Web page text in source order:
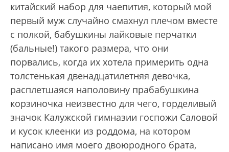
китайский набор для чаепития, который мой
первый муж случайно смахнул плечом вместе
с полкой, бабушкины лайковые перчатки
(бальные!) такого размера, что они
порвались, когда их хотела примерить одна
толстенькая двенадцатилетняя девочка,
расплетшаяся наполовину прабабушкина
корзиночка неизвестно для чего, горделивый
значок Калужской гимназии госпожи Саловой
и кусок клеенки из роддома, на котором
написано имя моего двоюродного брата,